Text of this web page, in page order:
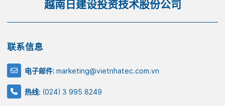
越南日建设投资技术股份公司
联系信息
电子邮件: marketing@vietnhatec.com.vn
热线: (024) 3 995 8249